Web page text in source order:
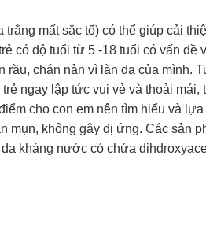
mất sắc tố) có thể giúp cải
có độ tuổi từ 5 -18 tuổi có vấn đề
chán nản vì làn da của mình.
ngay lập tức vui vẻ và thoải
cho con em nên tìm hiểu và
mụn, không gây dị ứng. Các sản
kháng nước có chứa